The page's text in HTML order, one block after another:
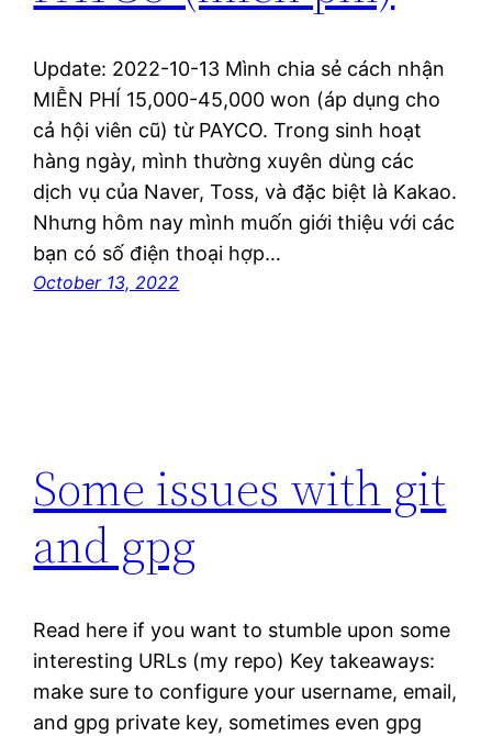
Update: 2022-10-13 Mình chia sẻ cách nhận
MIỄN PHÍ 15,000-45,000 won (áp dụng cho
cả hội viên cũ) từ PAYCO. Trong sinh hoạt
hàng ngày, mình thường xuyên dùng các
dịch vụ của Naver, Toss, và đặc biệt là Kakao.
Nhưng hôm nay mình muốn giới thiệu với các
bạn có số điện thoại hợp…
October 13, 2022
Some issues with git
and gpg
Read here if you want to stumble upon some
interesting URLs (my repo) Key takeaways:
make sure to configure your username, email,
and gpg private key, sometimes even gpg